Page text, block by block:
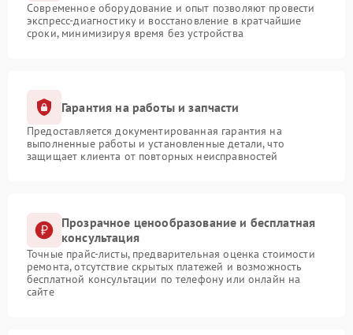
Современное оборудование и опыт позволяют провести
экспресс-диагностику и восстановление в кратчайшие
сроки, минимизируя время без устройства
Гарантия на работы и запчасти
Предоставляется документированная гарантия на
выполненные работы и установленные детали, что
защищает клиента от повторных неисправностей
Прозрачное ценообразование и бесплатная
консультация
Точные прайс-листы, предварительная оценка стоимости
ремонта, отсутствие скрытых платежей и возможность
бесплатной консультации по телефону или онлайн на
сайте